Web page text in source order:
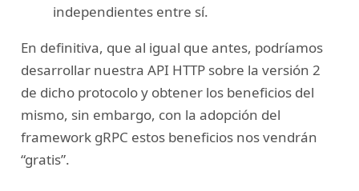
independientes entre sí.
En definitiva, que al igual que antes, podríamos
desarrollar nuestra API HTTP sobre la versión 2
de dicho protocolo y obtener los beneficios del
mismo, sin embargo, con la adopción del
framework gRPC estos beneficios nos vendrán
“gratis”.